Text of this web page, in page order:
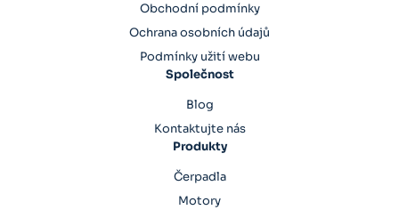
Obchodní podmínky
Ochrana osobních údajů
Podmínky užití webu
Společnost
Blog
Kontaktujte nás
Produkty
Čerpadla
Motory